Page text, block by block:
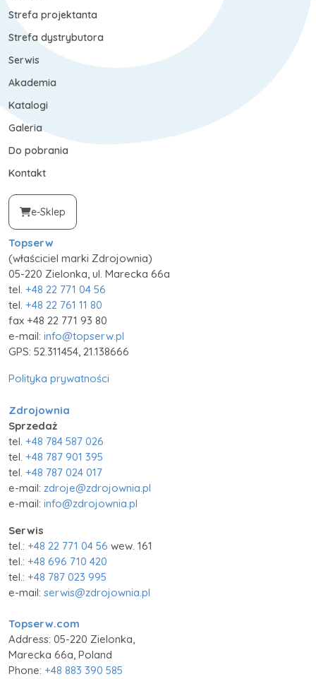
Strefa projektanta
Strefa dystrybutora
Serwis
Akademia
Katalogi
Galeria
Do pobrania
Kontakt
e-Sklep
Topserw
(właściciel marki Zdrojownia)
05-220 Zielonka, ul. Marecka 66a
tel. +48 22 771 04 56
tel. +48 22 761 11 80
fax +48 22 771 93 80
e-mail: info@topserw.pl
GPS: 52.311454, 21.138666
Polityka prywatności
Zdrojownia
Sprzedaż
tel. +48 784 587 026
tel. +48 787 901 395
tel. +48 787 024 017
e-mail: zdroje@zdrojownia.pl
e-mail: info@zdrojownia.pl
Serwis
tel.: +48 22 771 04 56 wew. 161
tel.: +48 696 710 420
tel.: +48 787 023 995
e-mail: serwis@zdrojownia.pl
Topserw.com
Address: 05-220 Zielonka,
Marecka 66a, Poland
Phone: +48 883 390 585